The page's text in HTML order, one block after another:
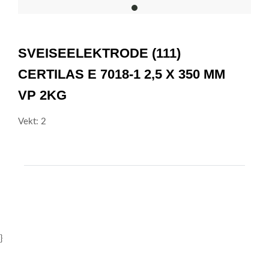
item
of
1
SVEISEELEKTRODE (111)
CERTILAS E 7018-1 2,5 X 350 MM
VP 2KG
Vekt: 2
}